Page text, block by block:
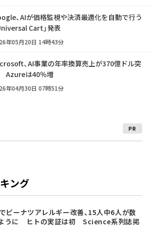
、AIが価格監視や決済最適化を自動で行う
Cart」発表
年05月20日 14時43分
、AI事業の年率換算売上が370億ドル突
Azureは40％増
年04月30日 07時51分
PR
ング
でピーナツアレルギー改善、15人中6人が数
うに ヒトの実証は初 Science系列誌掲